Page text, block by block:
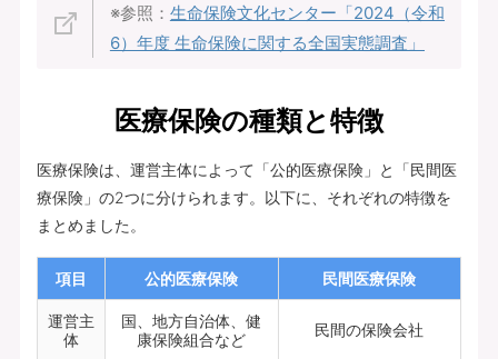
※参照： 生命保険文化センター「2024（令和
6）年度 生命保険に関する全国実態調査」
医療保険の種類と特徴
医療保険は、運営主体によって「公的医療保険」と「民間医
療保険」の2つに分けられます。以下に、それぞれの特徴を
まとめました。
項目 公的医療保険 民間医療保険
運営主
体
国、地方自治体、健
康保険組合など
民間の保険会社